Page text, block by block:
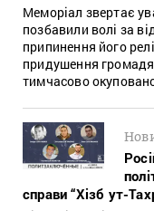
Меморіал звертає
позбавили волі за
припинення його
придушення
тимчасово
справи “Хізб ут-